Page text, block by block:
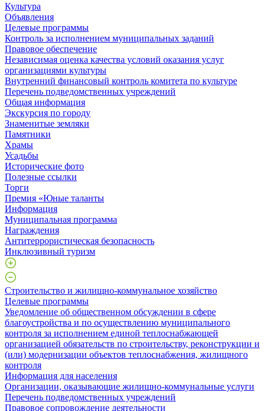
Культура
Объявления
Целевые программы
Контроль за исполнением муниципальных заданий
Правовое обеспечение
Независимая оценка качества условий оказания услуг
организациями культуры
Внутренний финансовый контроль комитета по культуре
Перечень подведомственных учреждений
Общая информация
Экскурсия по городу
Знаменитые земляки
Памятники
Храмы
Усадьбы
Исторические фото
Полезные ссылки
Торги
Премия «Юные таланты
Информация
Муниципальная программа
Награждения
Антитеррористическая безопасность
Инклюзивный туризм
Строительство и жилищно-коммунальное хозяйство
Целевые программы
Уведомление об общественном обсуждении в сфере
благоустройства и по осуществлению муниципального
контроля за исполнением единой теплоснабжающей
организацией обязательств по строительству, реконструкции и
(или) модернизации объектов теплоснабжения, жилищного
контроля
Информация для населения
Организации, оказывающие жилищно-коммунальные услуги
Перечень подведомственных учреждений
Правовое сопровождение деятельности